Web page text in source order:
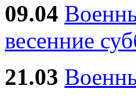
09.04
весенние
21.03